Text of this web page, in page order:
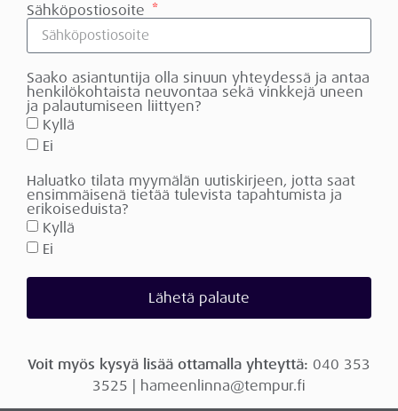
Sähköpostiosoite
Saako asiantuntija olla sinuun yhteydessä ja antaa
henkilökohtaista neuvontaa sekä vinkkejä uneen
ja palautumiseen liittyen?
Kyllä
Ei
Haluatko tilata myymälän uutiskirjeen, jotta saat
ensimmäisenä tietää tulevista tapahtumista ja
erikoiseduista?
Kyllä
Ei
Lähetä palaute
Voit myös kysyä lisää ottamalla yhteyttä: 040 353
3525 | hameenlinna@tempur.fi